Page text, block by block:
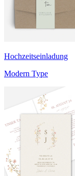
Hochzeitseinladung
Modern Type